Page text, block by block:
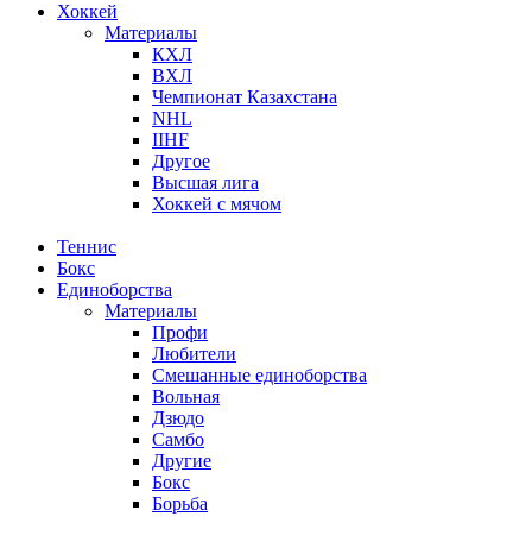
Хоккей
Материалы
КХЛ
ВХЛ
Чемпионат Казахстана
NHL
IIHF
Другое
Высшая лига
Хоккей с мячом
Теннис
Бокс
Единоборства
Материалы
Профи
Любители
Смешанные единоборства
Вольная
Дзюдо
Самбо
Другие
Бокс
Борьба